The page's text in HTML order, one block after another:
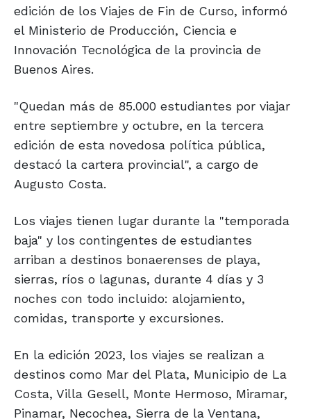
edición de los Viajes de Fin de Curso, informó
el Ministerio de Producción, Ciencia e
Innovación Tecnológica de la provincia de
Buenos Aires.
"Quedan más de 85.000 estudiantes por viajar
entre septiembre y octubre, en la tercera
edición de esta novedosa política pública,
destacó la cartera provincial", a cargo de
Augusto Costa.
Los viajes tienen lugar durante la "temporada
baja" y los contingentes de estudiantes
arriban a destinos bonaerenses de playa,
sierras, ríos o lagunas, durante 4 días y 3
noches con todo incluido: alojamiento,
comidas, transporte y excursiones.
En la edición 2023, los viajes se realizan a
destinos como Mar del Plata, Municipio de La
Costa, Villa Gesell, Monte Hermoso, Miramar,
Pinamar, Necochea, Sierra de la Ventana,